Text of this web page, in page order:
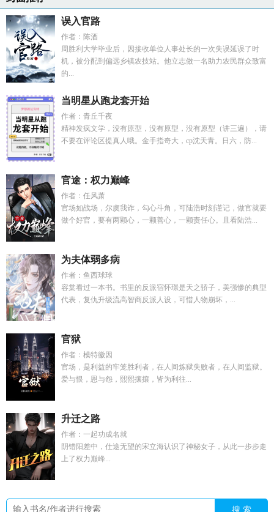
误入官路
作者：陈酒
周胜利大学毕业后，因接收单位人事处长的一次失误延误了时
机，被分配到偏远乡镇农技站。他立志做一名助力农民群众致富
的...
当明星从跑龙套开始
作者：青丘千夜
精神发疯文学，没有原型，没有原型，没有原型（讲三遍），请
不要在评论区提真人哦。金手指奇大，cp沈天青。日六，防...
官途：权力巅峰
作者：任风萧
官场如战场，尔虞我诈，勾心斗角，可陆浩时刻谨记，做官就要
做个好官，要有两颗心，一颗善心，一颗责任心。且看陆浩...
为夫体弱多病
作者：鱼西球球
容棠看过一本书。书里的反派宿怀璟是天之骄子，美强惨的典型
代表，复仇升级流高智商反派人设，可惜人物崩坏，...
官狱
作者：模特徽因
官场，是利益的牢笼胜利者，在人间炼狱失败者，在人间监狱。
爱与恨，恩与怨，熙熙攘攘，皆为利往...
升迁之路
作者：一起功成名就
阴错阳差中，仕途无望的宋立海认识了神秘女子，从此一步步走
上了权力巅峰...
搜 索